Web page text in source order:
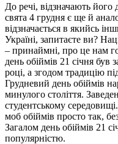
До речі, відзначають його
свята 4 грудня є ще й
відзначається в якийсь
Україні, запитаєте ви?
– принаймні, про це нам
день обіймів 21 січня
році, а згодом традицію
Грудневий день обіймів
минулого століття.
студентському
моб обіймів просто так,
Загалом день обіймів 21
популярністю.